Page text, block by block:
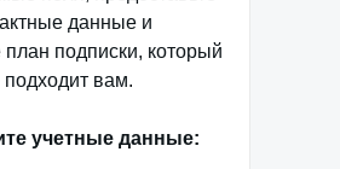
данные и
подписки, который
вам.
учетные данные: